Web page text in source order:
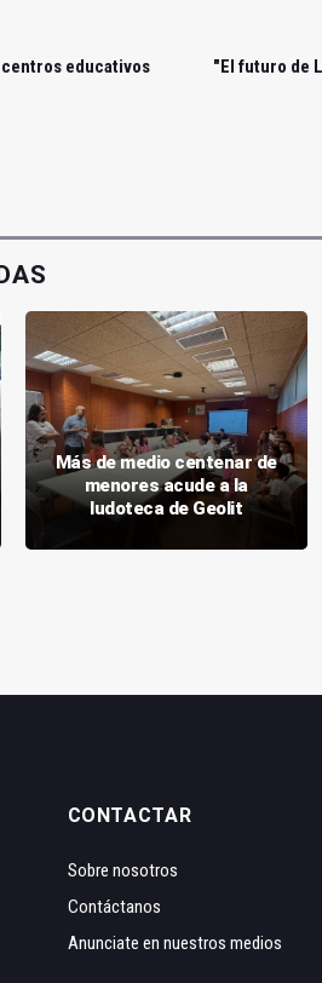
educativos
"El futuro de
Más de medio centenar de
menores acude a la
ludoteca de Geolit
CONTACTAR
Sobre nosotros
Contáctanos
Anunciate en nuestros medios